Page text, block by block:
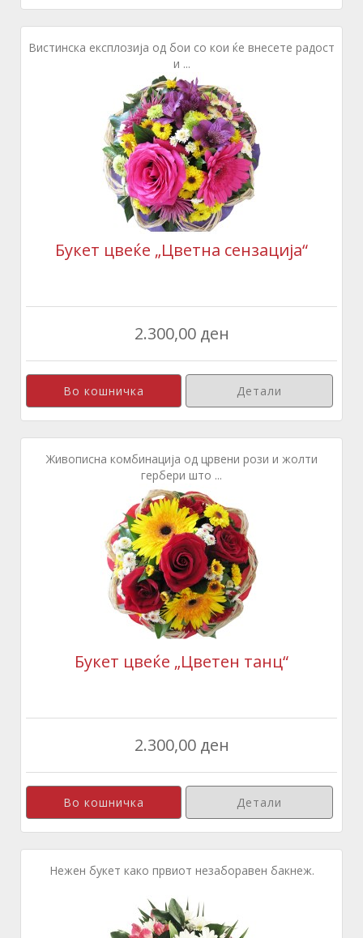
Вистинска експлозија од бои со кои ќе внесете радост
и ...
Букет цвеќе „Цветна сензација“
2.300,00 ден
Детали
Живописна комбинација од црвени рози и жолти
гербери што ...
Букет цвеќе „Цветен танц“
2.300,00 ден
Детали
Нежен букет како првиот незаборавен бакнеж.